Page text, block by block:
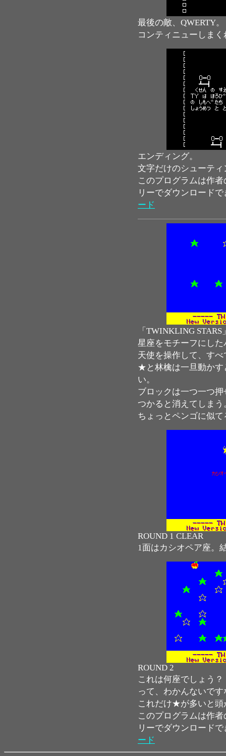
最後の敵、QWERTY。
コンティニューしま
エンディング。
文字だけのシューテ
このプログラムは作
リーでダウンロード
ード
「TWINKLING
星座をモチーフにし
天使を操作して、す
★と林檎は一旦動かす
い。
ブロックは一つ一つ
つかると消えてしまう
ちょっとペンゴに似て
ROUND 1 CLEAR
1面はカシオペア座。
ROUND 2
これは何座でしょう？
って、わかんないで
これだけ★が多いと頭
このプログラムは作
リーでダウンロード
ード